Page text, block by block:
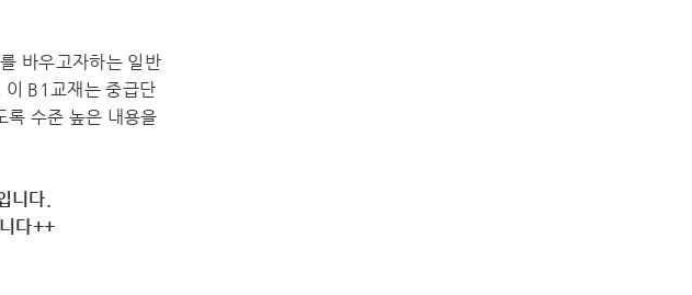
바우고자하는 일반
이 B1교재는 중급단
록 수준 높은 내용을
니다.
다++